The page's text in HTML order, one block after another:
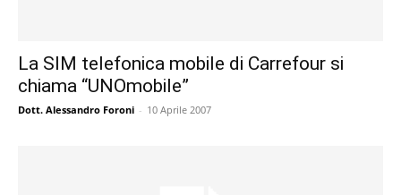
La SIM telefonica mobile di Carrefour si
chiama “UNOmobile”
Dott. Alessandro Foroni - 10 Aprile 2007